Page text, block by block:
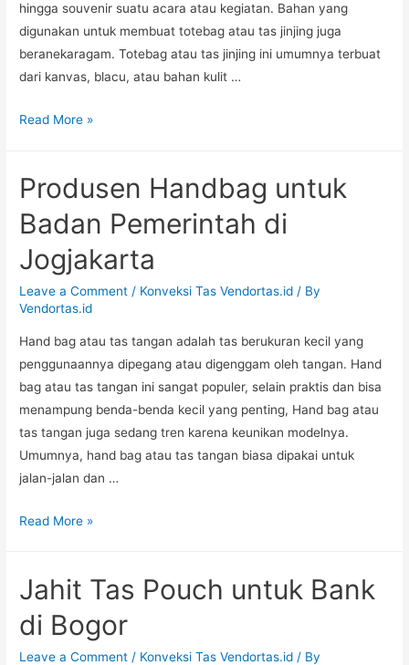
hingga souvenir suatu acara atau kegiatan. Bahan yang
digunakan untuk membuat totebag atau tas jinjing juga
beranekaragam. Totebag atau tas jinjing ini umumnya terbuat
dari kanvas, blacu, atau bahan kulit …
Pembuat
Souvenir
Perusahaan
di
Depok
Read More »
Produsen Handbag untuk
Badan Pemerintah di
Jogjakarta
Leave a Comment / Konveksi Tas Vendortas.id / By
Vendortas.id
Hand bag atau tas tangan adalah tas berukuran kecil yang
penggunaannya dipegang atau digenggam oleh tangan. Hand
bag atau tas tangan ini sangat populer, selain praktis dan bisa
menampung benda-benda kecil yang penting, Hand bag atau
tas tangan juga sedang tren karena keunikan modelnya.
Umumnya, hand bag atau tas tangan biasa dipakai untuk
jalan-jalan dan …
Produsen
Badan
Pemerintah
di
Jogjakarta
Read More »
Jahit Tas Pouch untuk Bank
di Bogor
Leave a Comment / Konveksi Tas Vendortas.id / By